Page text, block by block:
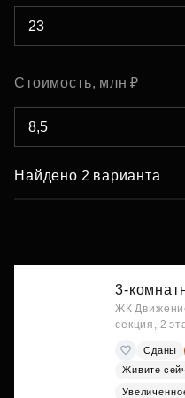
Стоимость, млн ₽
Найдено 2 варианта
3-
ЖК
секция, 2
Сданы
Живите